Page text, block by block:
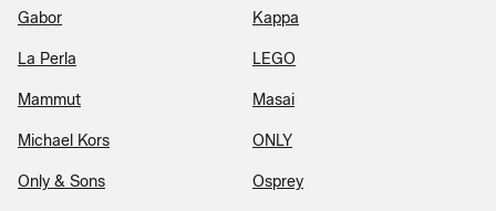
Gabor Kappa
La Perla LEGO
Mammut Masai
Michael Kors ONLY
Only & Sons Osprey